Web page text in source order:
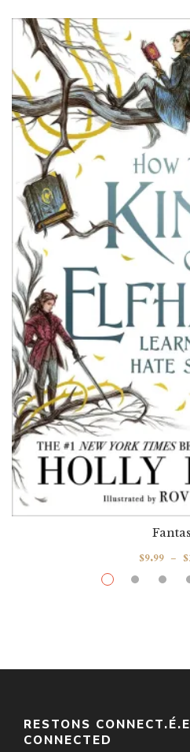
How The King Of
$9.99 – $
RESTONS
CONNECTED